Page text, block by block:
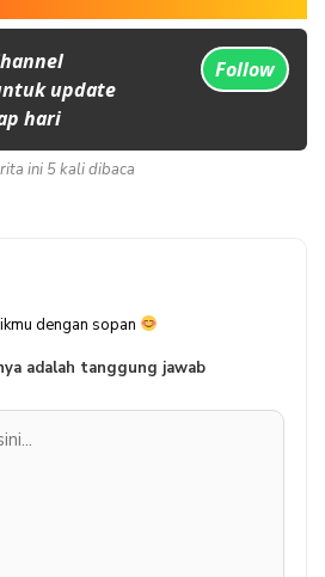
update
hari
Follow
ini 5 kali dibaca
dengan sopan
adalah tanggung jawab